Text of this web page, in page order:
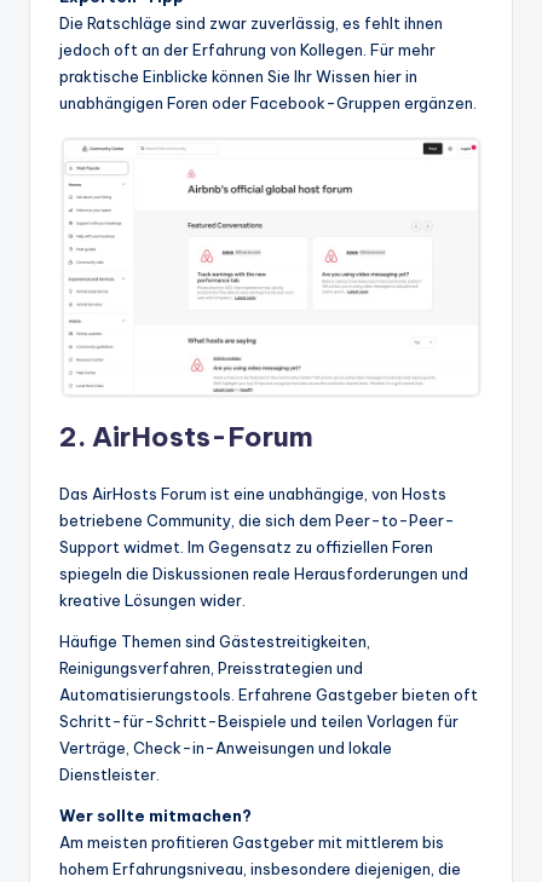
Die Ratschläge sind zwar zuverlässig, es fehlt ihnen
jedoch oft an der Erfahrung von Kollegen. Für mehr
praktische Einblicke können Sie Ihr Wissen hier in
unabhängigen Foren oder Facebook-Gruppen ergänzen.
2. AirHosts-Forum
Das AirHosts Forum ist eine unabhängige, von Hosts
betriebene Community, die sich dem Peer-to-Peer-
Support widmet. Im Gegensatz zu offiziellen Foren
spiegeln die Diskussionen reale Herausforderungen und
kreative Lösungen wider.
Häufige Themen sind Gästestreitigkeiten,
Reinigungsverfahren, Preisstrategien und
Automatisierungstools. Erfahrene Gastgeber bieten oft
Schritt-für-Schritt-Beispiele und teilen Vorlagen für
Verträge, Check-in-Anweisungen und lokale
Dienstleister.
Wer sollte mitmachen?
Am meisten profitieren Gastgeber mit mittlerem bis
hohem Erfahrungsniveau, insbesondere diejenigen, die